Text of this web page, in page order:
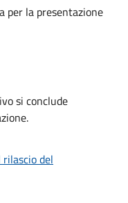
per la presentazione
si conclude
del